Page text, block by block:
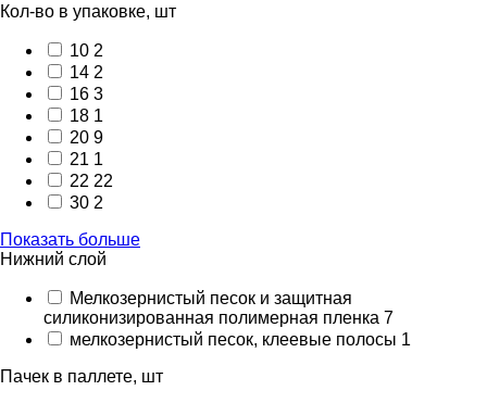
Кол-во в упаковке, шт
10 2
14 2
16 3
18 1
20 9
21 1
22 22
30 2
Показать больше
Нижний слой
Мелкозернистый песок и защитная
силиконизированная полимерная пленка 7
мелкозернистый песок, клеевые полосы 1
Пачек в паллете, шт